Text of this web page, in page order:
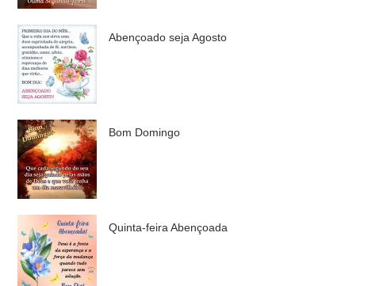
Abençoado seja Agosto
Bom Domingo
Quinta-feira Abençoada